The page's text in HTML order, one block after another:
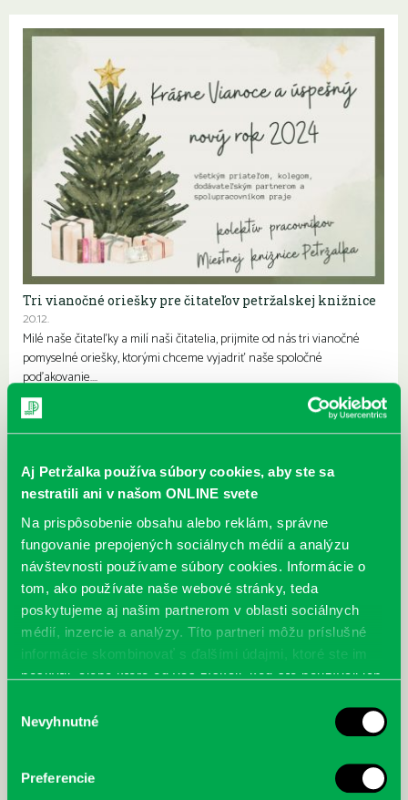
Aj Petržalka používa súbory cookies, aby ste sa
nestratili ani v našom ONLINE svete
Na prispôsobenie obsahu alebo reklám, správne
fungovanie prepojených sociálnych médií a analýzu
návštevnosti používame súbory cookies. Informácie o
tom, ako používate naše webové stránky, teda
poskytujeme aj našim partnerom v oblasti sociálnych
médií, inzercie a analýzy. Títo partneri môžu príslušné
informácie skombinovať s ďalšími údajmi, ktoré ste im
poskytli, alebo ktoré od vás získali, keď ste používali ich
súhlasu
Nevyhnutné
Preferencie
Tri vianočné oriešky pre čitateľov petržalskej knižnice
20.12.
Milé naše čitateľky a milí naši čitatelia, prijmite od nás tri vianočné
pomyselné oriešky, ktorými chceme vyjadriť naše spoločné
poďakovanie….
Mikuláš v knižnici
Tohtoročný Mikuláš nám priniesol sladkú odmenu a zasnežené ráno.
Okrem štedrého Mikuláša vám prinášame aj bohatú foto nádielku.